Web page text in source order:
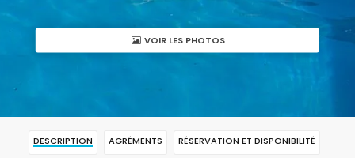
VOIR LES PHOTOS
DESCRIPTION AGRÉMENTS RÉSERVATION ET DISPONIBILITÉ